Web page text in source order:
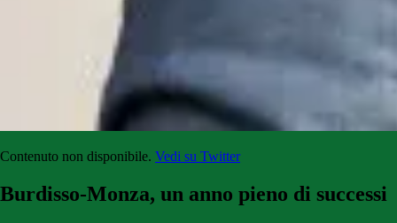
Contenuto non disponibile. Vedi su Twitter
Burdisso-Monza, un anno pieno di successi